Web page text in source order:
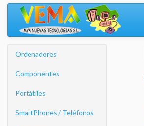
Ordenadores
Componentes
Portátiles
SmartPhones / Teléfonos